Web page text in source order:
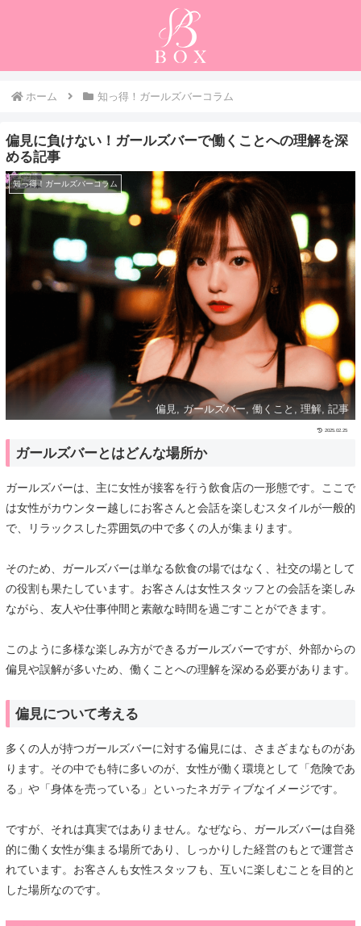
ホーム 知っ得！ガールズバーコラム
偏見に負けない！ガールズバーで働くことへの理解を深
める記事
知っ得！ガールズバーコラム
偏見, ガールズバー, 働くこと, 理解, 記事
2025.02.25
ガールズバーとはどんな場所か
ガールズバーは、主に女性が接客を行う飲食店の一形態です。ここで
は女性がカウンター越しにお客さんと会話を楽しむスタイルが一般的
で、リラックスした雰囲気の中で多くの人が集まります。
そのため、ガールズバーは単なる飲食の場ではなく、社交の場として
の役割も果たしています。お客さんは女性スタッフとの会話を楽しみ
ながら、友人や仕事仲間と素敵な時間を過ごすことができます。
このように多様な楽しみ方ができるガールズバーですが、外部からの
偏見や誤解が多いため、働くことへの理解を深める必要があります。
偏見について考える
多くの人が持つガールズバーに対する偏見には、さまざまなものがあ
ります。その中でも特に多いのが、女性が働く環境として「危険であ
る」や「身体を売っている」といったネガティブなイメージです。
ですが、それは真実ではありません。なぜなら、ガールズバーは自発
的に働く女性が集まる場所であり、しっかりした経営のもとで運営さ
れています。お客さんも女性スタッフも、互いに楽しむことを目的と
した場所なのです。